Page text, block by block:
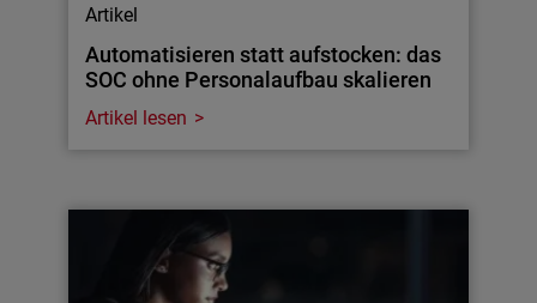
Artikel
Automatisieren statt aufstocken: das
SOC ohne Personalaufbau skalieren
Artikel lesen